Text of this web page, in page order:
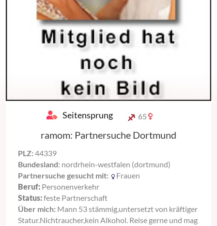
Seitensprung 65
ramom: Partnersuche Dortmund
PLZ: 44339
Bundesland: nordrhein-westfalen (dortmund)
Partnersuche gesucht mit:
Frauen
Beruf: Personenverkehr
Status:feste Partnerschaft
Über mich: Mann 53 stämmig,untersetzt von kräftiger
Statur.Nichtraucher,kein Alkohol. Reise gerne und mag